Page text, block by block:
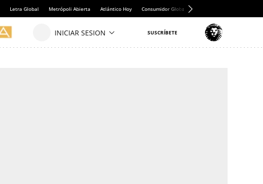
Letra Global Metrópoli Abierta Atlántico Hoy Consumidor Global